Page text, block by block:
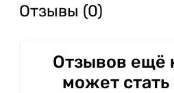
Отзывы (0)
Отзывов ещё
может